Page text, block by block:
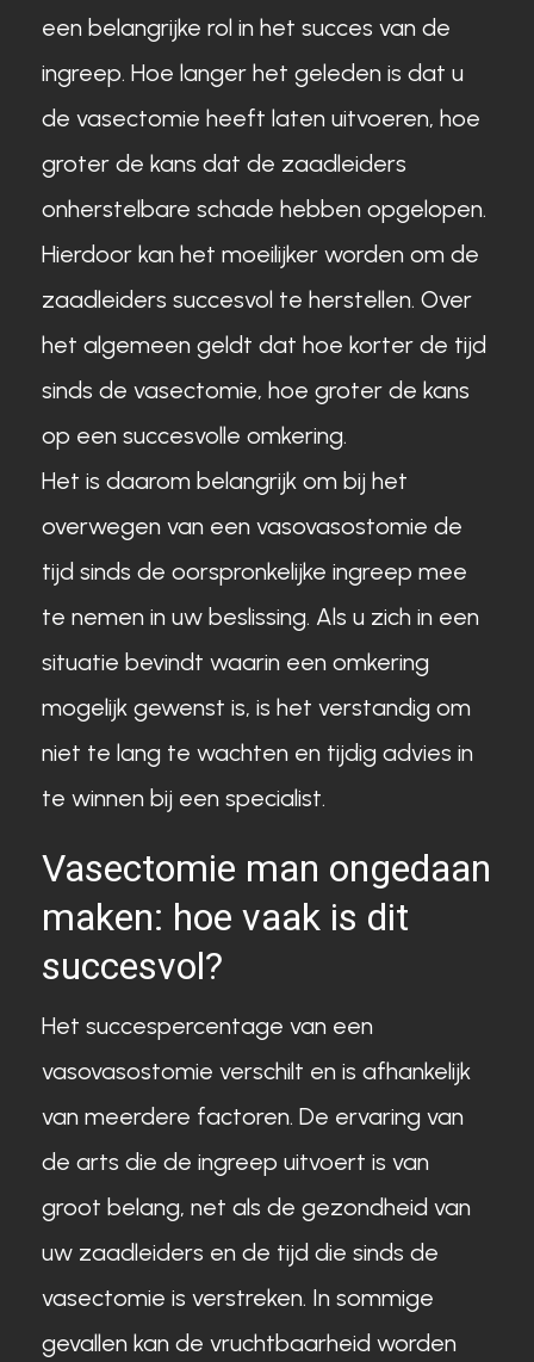
een belangrijke rol in het succes van de
ingreep. Hoe langer het geleden is dat u
de vasectomie heeft laten uitvoeren, hoe
groter de kans dat de zaadleiders
onherstelbare schade hebben opgelopen.
Hierdoor kan het moeilijker worden om de
zaadleiders succesvol te herstellen. Over
het algemeen geldt dat hoe korter de tijd
sinds de vasectomie, hoe groter de kans
op een succesvolle omkering.
Het is daarom belangrijk om bij het
overwegen van een vasovasostomie de
tijd sinds de oorspronkelijke ingreep mee
te nemen in uw beslissing. Als u zich in een
situatie bevindt waarin een omkering
mogelijk gewenst is, is het verstandig om
niet te lang te wachten en tijdig advies in
te winnen bij een specialist.
Vasectomie man ongedaan
maken: hoe vaak is dit
succesvol?
Het succespercentage van een
vasovasostomie verschilt en is afhankelijk
van meerdere factoren. De ervaring van
de arts die de ingreep uitvoert is van
groot belang, net als de gezondheid van
uw zaadleiders en de tijd die sinds de
vasectomie is verstreken. In sommige
gevallen kan de vruchtbaarheid worden